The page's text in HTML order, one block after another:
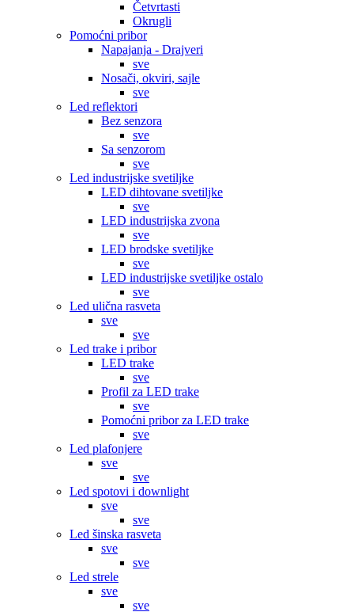
Četvrtasti
Okrugli
Pomoćni pribor
Napajanja - Drajveri
sve
Nosači, okviri, sajle
sve
Led reflektori
Bez senzora
sve
Sa senzorom
sve
Led industrijske svetiljke
LED dihtovane svetiljke
sve
LED industrijska zvona
sve
LED brodske svetiljke
sve
LED industrijske svetiljke ostalo
sve
Led ulična rasveta
sve
sve
Led trake i pribor
LED trake
sve
Profil za LED trake
sve
Pomoćni pribor za LED trake
sve
Led plafonjere
sve
sve
Led spotovi i downlight
sve
sve
Led šinska rasveta
sve
sve
Led strele
sve
sve